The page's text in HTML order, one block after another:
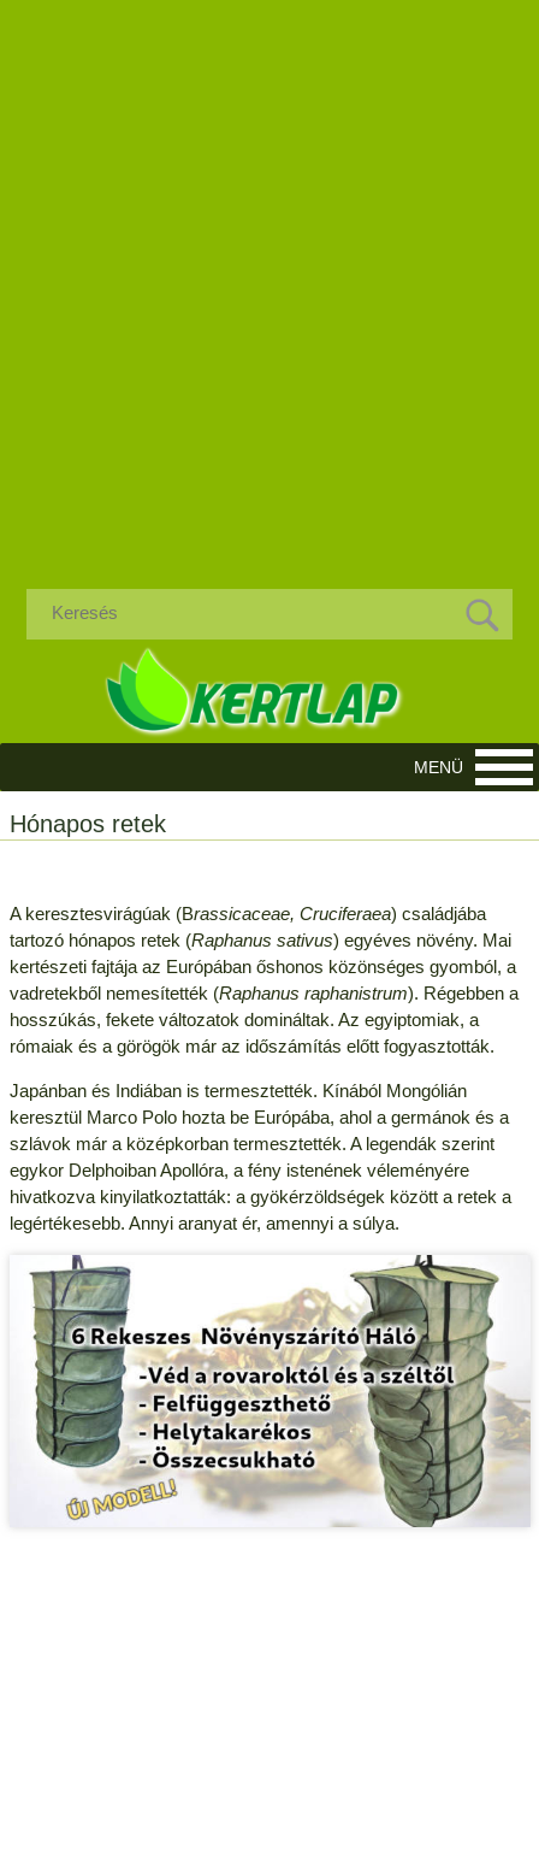
Hónapos retek
A keresztesvirágúak (Brassicaceae, Cruciferaea) családjába
tartozó hónapos retek (Raphanus sativus) egyéves növény. Mai
kertészeti fajtája az Európában őshonos közönséges gyomból, a
vadretekből nemesítették (Raphanus raphanistrum). Régebben a
hosszúkás, fekete változatok domináltak. Az egyiptomiak, a
rómaiak és a görögök már az időszámítás előtt fogyasztották.
Japánban és Indiában is termesztették. Kínából Mongólián
keresztül Marco Polo hozta be Európába, ahol a germánok és a
szlávok már a középkorban termesztették. A legendák szerint
egykor Delphoiban Apollóra, a fény istenének véleményére
hivatkozva kinyilatkoztatták: a gyökérzöldségek között a retek a
legértékesebb. Annyi aranyat ér, amennyi a súlya.